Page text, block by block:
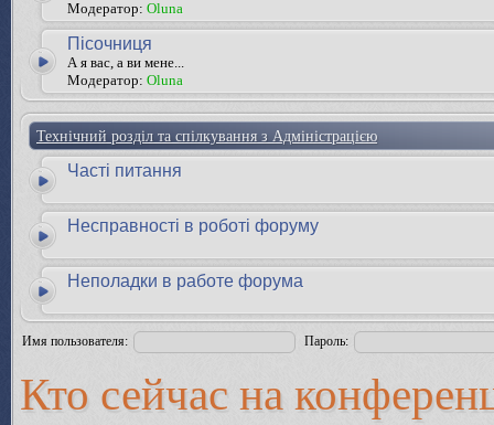
Модератор: Oluna
Пісочниця
А я вас, а ви мене...
Модератор: Oluna
Технічний розділ та спілкування з Адміністрацією
Часті питання
Несправності в роботі форуму
Неполадки в работе форума
Имя пользователя: Пароль:
Кто сейчас на